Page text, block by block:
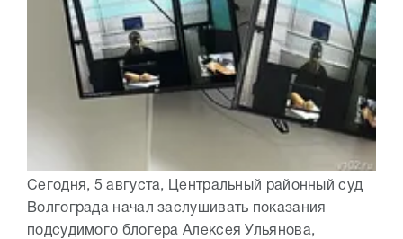
Сегодня, 5 августа, Центральный районный суд
Волгограда начал заслушивать показания
подсудимого блогера Алексея Ульянова,